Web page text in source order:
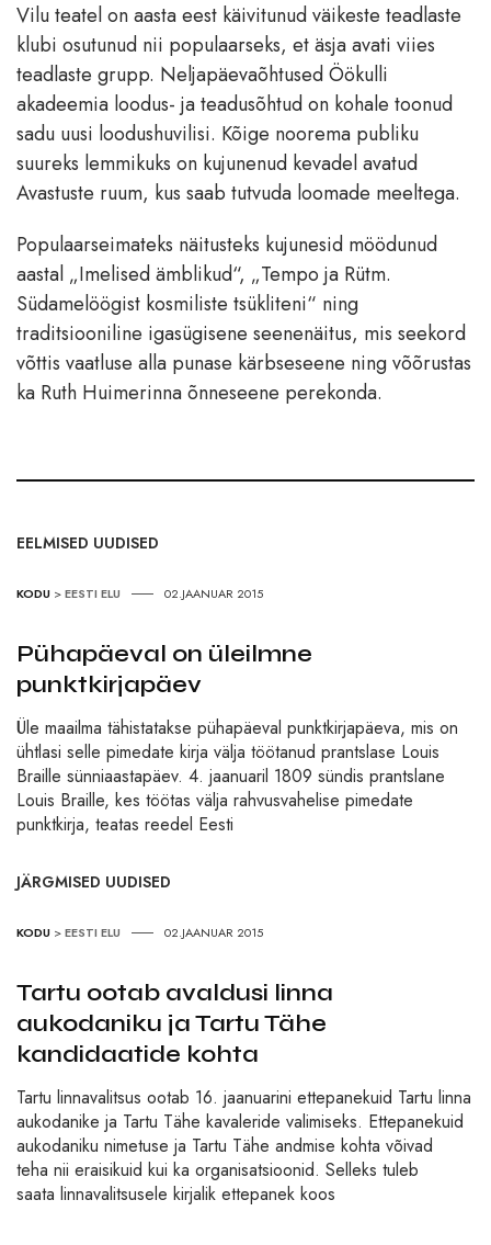
Vilu teatel on aasta eest käivitunud väikeste teadlaste
klubi osutunud nii populaarseks, et äsja avati viies
teadlaste grupp. Neljapäevaõhtused Öökulli
akadeemia loodus- ja teadusõhtud on kohale toonud
sadu uusi loodushuvilisi. Kõige noorema publiku
suureks lemmikuks on kujunenud kevadel avatud
Avastuste ruum, kus saab tutvuda loomade meeltega.
Populaarseimateks näitusteks kujunesid möödunud
aastal „Imelised ämblikud“, „Tempo ja Rütm.
Südamelöögist kosmiliste tsükliteni“ ning
traditsiooniline igasügisene seenenäitus, mis seekord
võttis vaatluse alla punase kärbseseene ning võõrustas
ka Ruth Huimerinna õnneseene perekonda.
EELMISED UUDISED
KODU >EESTI ELU 02.JAANUAR 2015
Pühapäeval on üleilmne
punktkirjapäev
Üle maailma tähistatakse pühapäeval punktkirjapäeva, mis on
ühtlasi selle pimedate kirja välja töötanud prantslase Louis
Braille sünniaastapäev. 4. jaanuaril 1809 sündis prantslane
Louis Braille, kes töötas välja rahvusvahelise pimedate
punktkirja, teatas reedel Eesti
JÄRGMISED UUDISED
KODU >EESTI ELU 02.JAANUAR 2015
Tartu ootab avaldusi linna
aukodaniku ja Tartu Tähe
kandidaatide kohta
Tartu linnavalitsus ootab 16. jaanuarini ettepanekuid Tartu linna
aukodanike ja Tartu Tähe kavaleride valimiseks. Ettepanekuid
aukodaniku nimetuse ja Tartu Tähe andmise kohta võivad
teha nii eraisikuid kui ka organisatsioonid. Selleks tuleb
saata linnavalitsusele kirjalik ettepanek koos